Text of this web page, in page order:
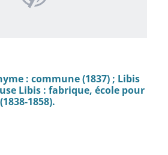
: commune (1837) ; Libis
Libis : fabrique, école pour
1858).